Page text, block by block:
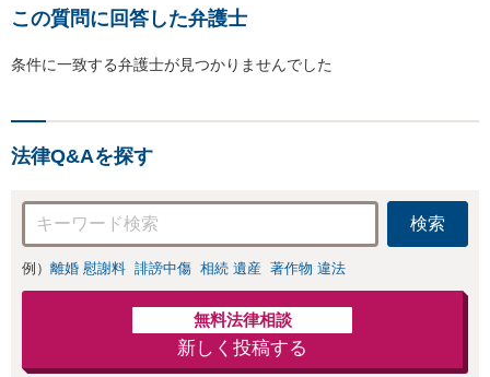
この質問に回答した弁護士
条件に一致する弁護士が見つかりませんでした
法律Q&Aを探す
検索
例） 離婚 慰謝料 誹謗中傷 相続 遺産 著作物 違法
無料法律相談
新しく投稿する